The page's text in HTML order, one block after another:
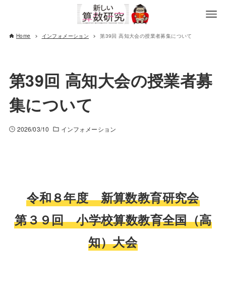
Home インフォメーション 第39回 高知大会の授業者募集について
第39回 高知大会の授業者募
集について
2026/03/10 インフォメーション
令和８年度 新算数教育研究会
第３９回 小学校算数教育全国（高
知）大会